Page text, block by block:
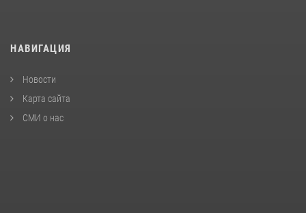
НАВИГАЦИЯ
Новости
Карта сайта
СМИ о нас